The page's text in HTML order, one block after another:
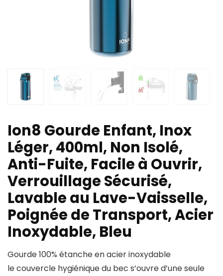
Ion8 Gourde Enfant, Inox
Léger, 400ml, Non Isolé,
Anti-Fuite, Facile à Ouvrir,
Verrouillage Sécurisé,
Lavable au Lave-Vaisselle,
Poignée de Transport, Acier
Inoxydable, Bleu
Gourde 100% étanche en acier inoxydable
le couvercle hygiénique du bec s’ouvre d’une seule